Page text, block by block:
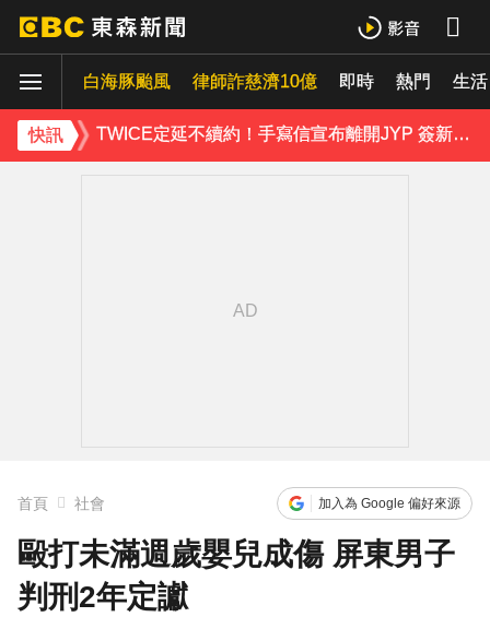
白海豚颱風 律師詐慈濟10億 即時 熱門 生活
快訊
首爾公園音樂節來台！SUPER JUNIOR-K.R.Y.成軍20週年 破天荒高雄合體
TWICE定延不續約！手寫信宣布離開JYP 簽新東家成邊佑錫師妹
首頁 社會 加入為 Google 偏好來源
毆打未滿週歲嬰兒成傷 屏東男子
判刑2年定讞